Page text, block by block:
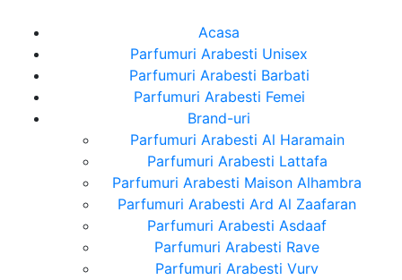
Acasa
Parfumuri Arabesti Unisex
Parfumuri Arabesti Barbati
Parfumuri Arabesti Femei
Brand-uri
Parfumuri Arabesti Al Haramain
Parfumuri Arabesti Lattafa
Parfumuri Arabesti Maison Alhambra
Parfumuri Arabesti Ard Al Zaafaran
Parfumuri Arabesti Asdaaf
Parfumuri Arabesti Rave
Parfumuri Arabesti Vurv